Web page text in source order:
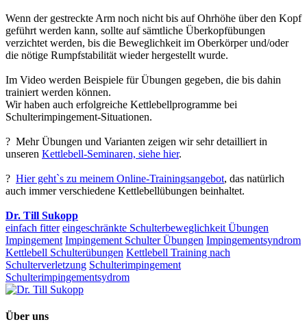
Wenn der gestreckte Arm noch nicht bis auf Ohrhöhe über den Kopf
geführt werden kann, sollte auf sämtliche Überkopfübungen
verzichtet werden, bis die Beweglichkeit im Oberkörper und/oder
die nötige Rumpfstabilität wieder hergestellt wurde.
Im Video werden Beispiele für Übungen gegeben, die bis dahin
trainiert werden können.
Wir haben auch erfolgreiche Kettlebellprogramme bei
Schulterimpingement-Situationen.
? Mehr Übungen und Varianten zeigen wir sehr detailliert in
unseren Kettlebell-Seminaren, siehe hier.
? Hier geht`s zu meinem Online-Trainingsangebot, das natürlich
auch immer verschiedene Kettlebellübungen beinhaltet.
Dr. Till Sukopp
einfach fitter eingeschränkte Schulterbeweglichkeit Übungen
Impingement Impingement Schulter Übungen Impingementsyndrom
Kettlebell Schulterübungen Kettlebell Training nach
Schulterverletzung Schulterimpingement
Schulterimpingementsydrom
Über uns